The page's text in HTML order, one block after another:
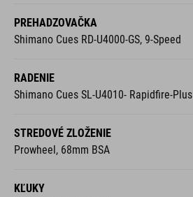
PREHADZOVAČKA
Shimano Cues RD-U4000-GS, 9-Speed
RADENIE
Shimano Cues SL-U4010- Rapidfire-Plus
STREDOVÉ ZLOŽENIE
Prowheel, 68mm BSA
KĽUKY